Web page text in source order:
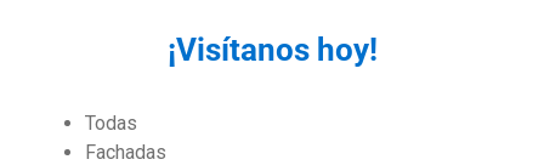
¡Visítanos hoy!
Todas
Fachadas